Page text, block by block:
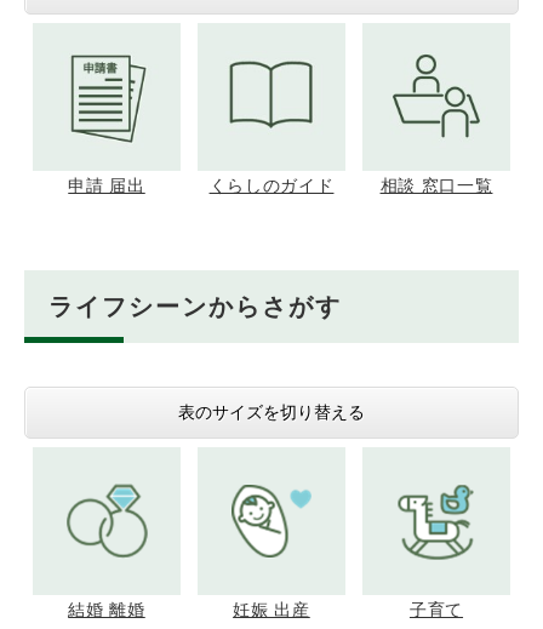
申請 届出 くらしのガイド 相談 窓口一覧
ライフシーンからさがす
表のサイズを切り替える
結婚 離婚 妊娠 出産 子育て